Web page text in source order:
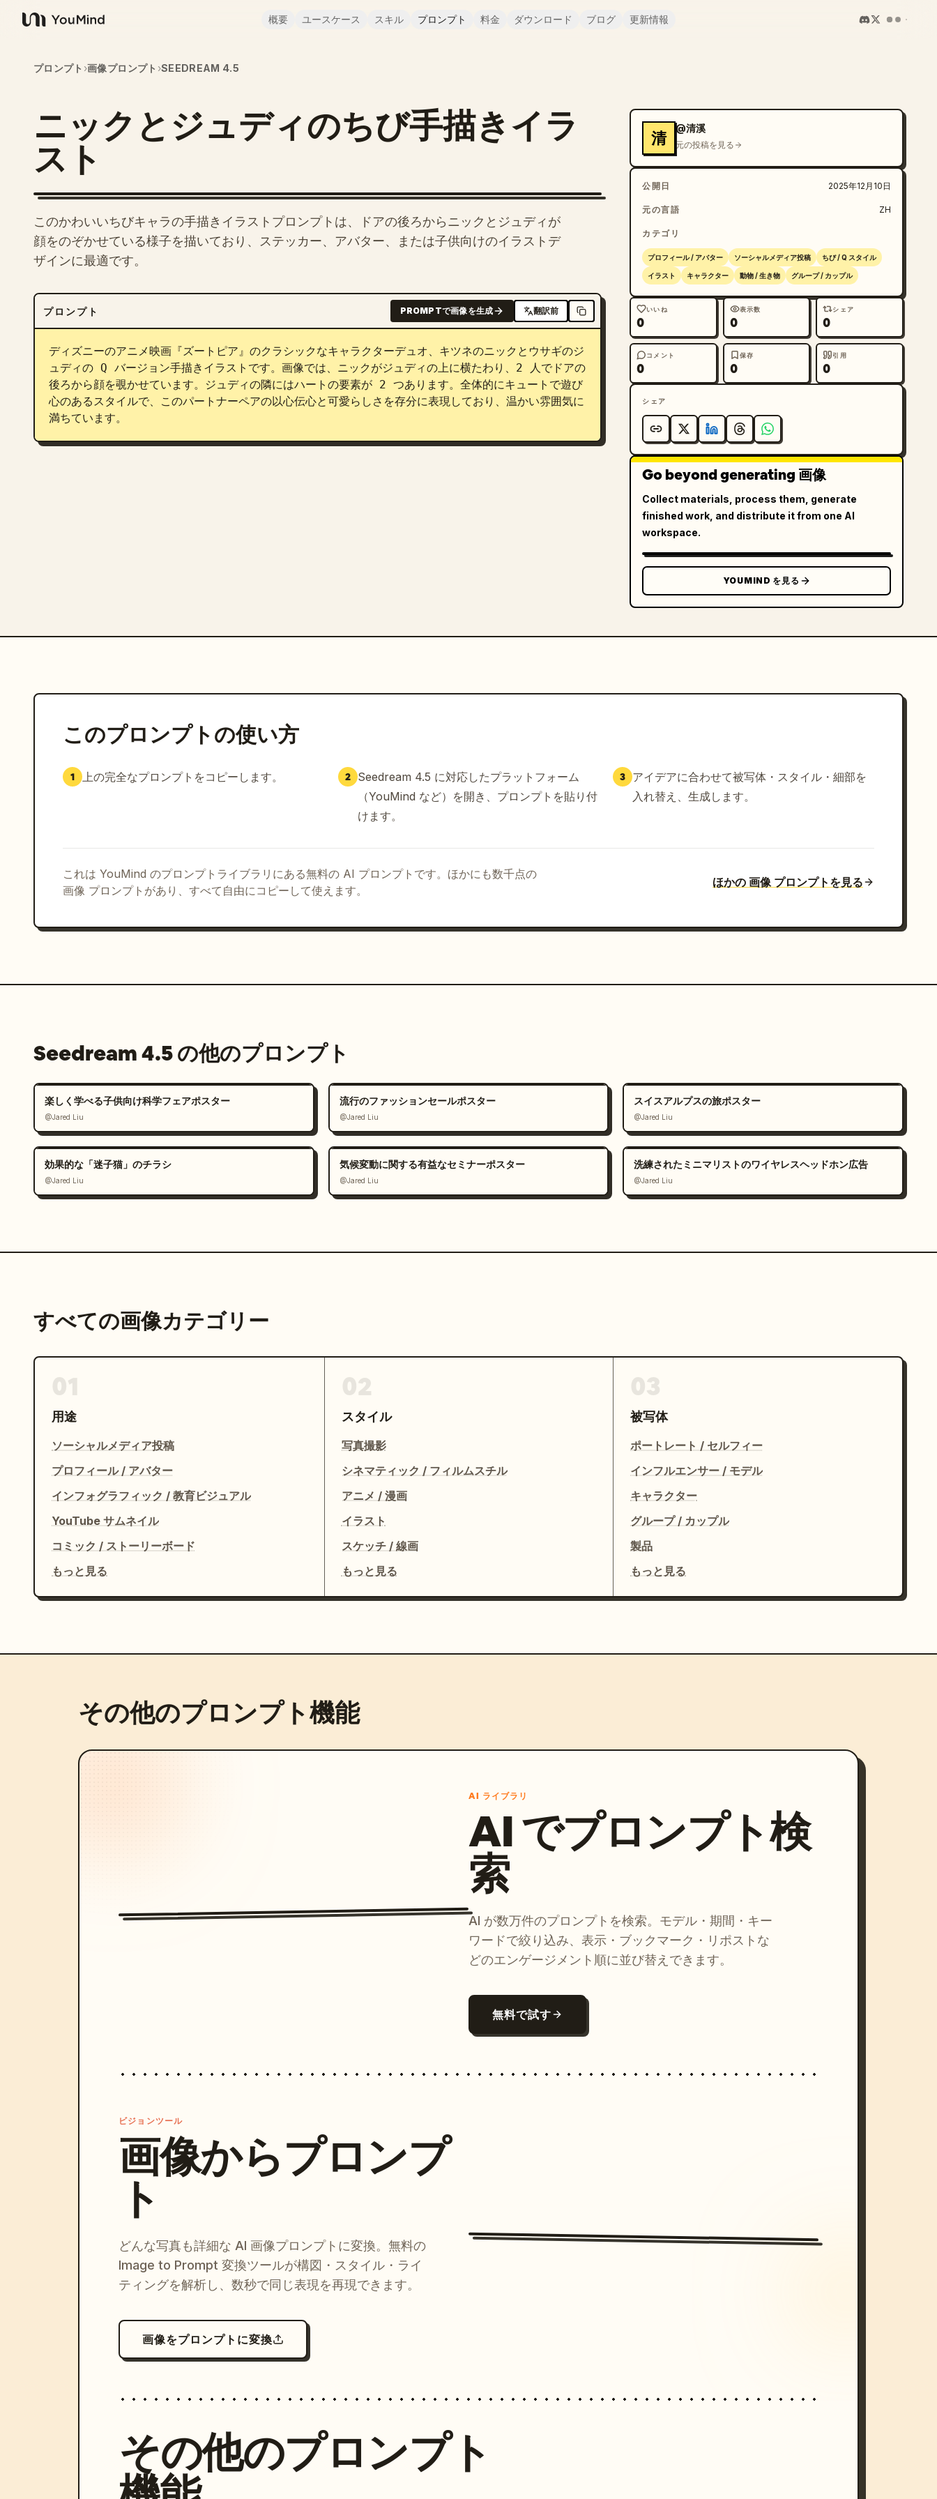
YouMind
概要 ユースケース スキル プロンプト 料金 ダウンロード ブログ 更新情報
プロンプト ›画像プロンプト ›SEEDREAM 4.5
ニックとジュディのちび手描きイラ
スト
このかわいいちびキャラの手描きイラストプロンプトは、ドアの後ろからニックとジュディが
顔をのぞかせている様子を描いており、ステッカー、アバター、または子供向けのイラストデ
ザインに最適です。
プロンプト PROMPTで画像を生成 翻訳前
ディズニーのアニメ映画『ズートピア』のクラシックなキャラクターデュオ、キツネのニックとウサギのジ
ュディの Q バージョン手描きイラストです。画像では、ニックがジュディの上に横たわり、2 人でドアの
後ろから顔を覗かせています。ジュディの隣にはハートの要素が 2 つあります。全体的にキュートで遊び
心のあるスタイルで、このパートナーペアの以心伝心と可愛らしさを存分に表現しており、温かい雰囲気に
満ちています。
清
@清溪
元の投稿を見る
公開日 2025年12月10日
元の言語 ZH
カテゴリ
プロフィール / アバター ソーシャルメディア投稿 ちび / Q スタイル
イラスト キャラクター 動物 / 生き物 グループ / カップル
いいね
0
表示数
0
シェア
0
コメント
0
保存
0
引用
0
シェア
Go beyond generating 画像
Collect materials, process them, generate
finished work, and distribute it from one AI
workspace.
YOUMIND を見る
このプロンプトの使い方
1 上の完全なプロンプトをコピーします。 2 Seedream 4.5 に対応したプラットフォーム
（YouMind など）を開き、プロンプトを貼り付
けます。
3
アイデアに合わせて被写体・スタイル・細部を
入れ替え、生成します。
これは YouMind のプロンプトライブラリにある無料の AI プロンプトです。ほかにも数千点の
画像 プロンプトがあり、すべて自由にコピーして使えます。
ほかの 画像 プロンプトを見る
Seedream 4.5 の他のプロンプト
楽しく学べる子供向け科学フェアポスター
@Jared Liu
流行のファッションセールポスター
@Jared Liu
スイスアルプスの旅ポスター
@Jared Liu
効果的な「迷子猫」のチラシ
@Jared Liu
気候変動に関する有益なセミナーポスター
@Jared Liu
洗練されたミニマリストのワイヤレスヘッドホン広告
@Jared Liu
すべての画像カテゴリー
用途
ソーシャルメディア投稿
プロフィール / アバター
インフォグラフィック / 教育ビジュアル
YouTube サムネイル
コミック / ストーリーボード
もっと見る
スタイル
写真撮影
シネマティック / フィルムスチル
アニメ / 漫画
イラスト
スケッチ / 線画
もっと見る
被写体
ポートレート / セルフィー
インフルエンサー / モデル
キャラクター
グループ / カップル
製品
もっと見る
その他のプロンプト機能
AI ライブラリ
AI でプロンプト検
索
AI が数万件のプロンプトを検索。モデル・期間・キー
ワードで絞り込み、表示・ブックマーク・リポストな
どのエンゲージメント順に並び替えできます。
無料で試す
ビジョンツール
画像からプロンプ
ト
どんな写真も詳細な AI 画像プロンプトに変換。無料の
Image to Prompt 変換ツールが構図・スタイル・ライ
ティングを解析し、数秒で同じ表現を再現できます。
画像をプロンプトに変換
その他のプロンプト